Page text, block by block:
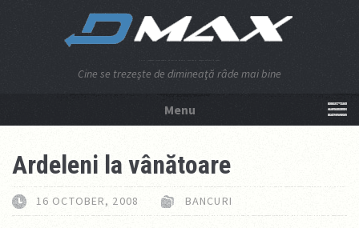
Cine se trezeşte de dimineaţă râde mai bine
Menu
Ardeleni la vânătoare
16 OCTOBER, 2008 BANCURI